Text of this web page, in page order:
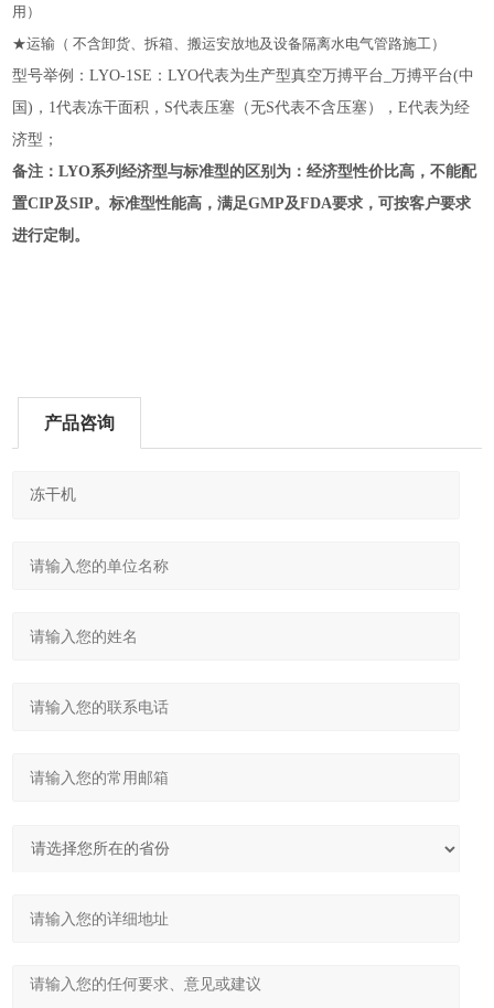
用）
★运输（ 不含卸货、拆箱、搬运安放地及设备隔离水电气管路施工）
型号举例：LYO-1SE：LYO代表为生产型真空万搏平台_万搏平台(中
国)，1代表冻干面积，S代表压塞（无S代表不含压塞），E代表为经
济型；
备注：LYO系列经济型与标准型的区别为：经济型性价比高，不能配
置CIP及SIP。标准型性能高，满足GMP及FDA要求，可按客户要求
进行定制。
产品咨询